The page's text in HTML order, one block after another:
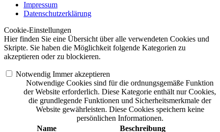
Impressum
Datenschutzerklärung
Cookie-Einstellungen
Hier finden Sie eine Übersicht über alle verwendeten Cookies und
Skripte. Sie haben die Möglichkeit folgende Kategorien zu
akzeptieren oder zu blockieren.
Notwendig Immer akzeptieren
Notwendige Cookies sind für die ordnungsgemäße Funktion
der Website erforderlich. Diese Kategorie enthält nur Cookies,
die grundlegende Funktionen und Sicherheitsmerkmale der
Website gewährleisten. Diese Cookies speichern keine
persönlichen Informationen.
Name
Beschreibung